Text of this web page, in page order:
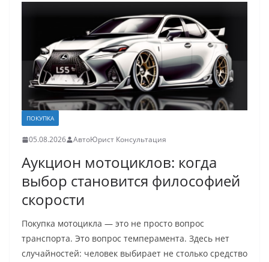
ПОКУПКА
05.08.2026 АвтоЮрист Консультация
Аукцион мотоциклов: когда
выбор становится философией
скорости
Покупка мотоцикла — это не просто вопрос
транспорта. Это вопрос темперамента. Здесь нет
случайностей: человек выбирает не столько средство